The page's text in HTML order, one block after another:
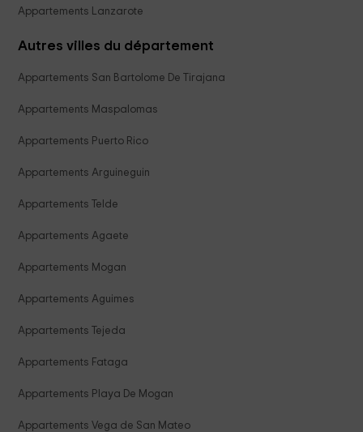
Appartements Lanzarote
Autres villes du département
Appartements San Bartolome De Tirajana
Appartements Maspalomas
Appartements Puerto Rico
Appartements Arguineguin
Appartements Telde
Appartements Agaete
Appartements Mogan
Appartements Aguimes
Appartements Tejeda
Appartements Fataga
Appartements Playa De Mogan
Appartements Vega de San Mateo